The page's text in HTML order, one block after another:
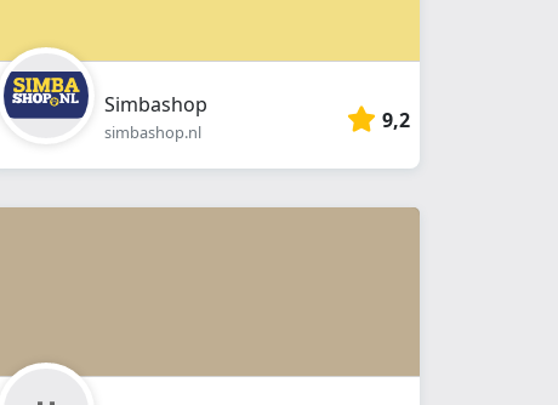
Simbashop
simbashop.nl 9,2